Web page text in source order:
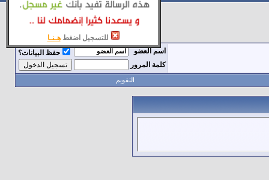
للتسجيل اضغط هـنـا
اسم العضو
حفظ البيانات؟
كلمة المرور
التقويم